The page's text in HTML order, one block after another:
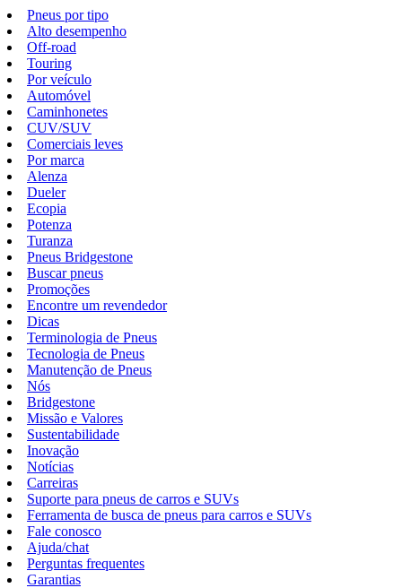
Pneus por tipo
Alto desempenho
Off-road
Touring
Por veículo
Automóvel
Caminhonetes
CUV/SUV
Comerciais leves
Por marca
Alenza
Dueler
Ecopia
Potenza
Turanza
Pneus Bridgestone
Buscar pneus
Promoções
Encontre um revendedor
Dicas
Terminologia de Pneus
Tecnologia de Pneus
Manutenção de Pneus
Nós
Bridgestone
Missão e Valores
Sustentabilidade
Inovação
Notícias
Carreiras
Suporte para pneus de carros e SUVs
Ferramenta de busca de pneus para carros e SUVs
Fale conosco
Ajuda/chat
Perguntas frequentes
Garantias